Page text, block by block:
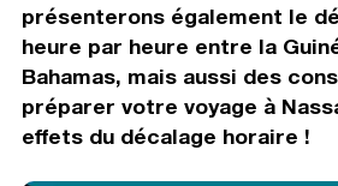
présenterons également le
heure par heure entre la
Bahamas, mais aussi des
préparer votre voyage à
effets du décalage horaire !